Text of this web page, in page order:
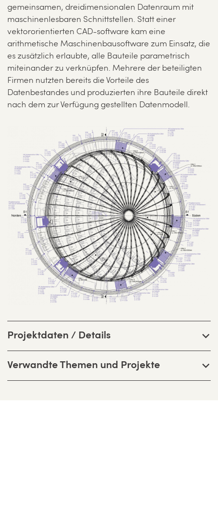
gemeinsamen, dreidimensionalen Datenraum mit
maschinenlesbaren Schnittstellen. Statt einer
vektororientierten CAD-software kam eine
arithmetische Maschinenbausoftware zum Einsatz, die
es zusätzlich erlaubte, alle Bauteile parametrisch
miteinander zu verknüpfen. Mehrere der beteiligten
Firmen nutzten bereits die Vorteile des
Datenbestandes und produzierten ihre Bauteile direkt
nach dem zur Verfügung gestellten Datenmodell.
Projektdaten / Details
Verwandte Themen und Projekte